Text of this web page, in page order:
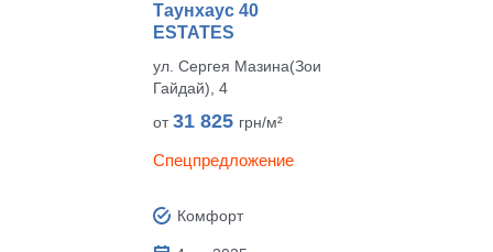
Таунхаус 40
ESTATES
ул. Сергея Мазина(Зои
Гайдай), 4
от31 825 грн/м²
Спецпредложение
Комфорт